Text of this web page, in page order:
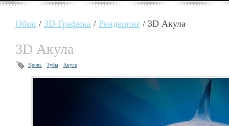
Обои / 3D Графика / Рендеринг / 3D Акула
3D Акула
Кровь Зубы Акула